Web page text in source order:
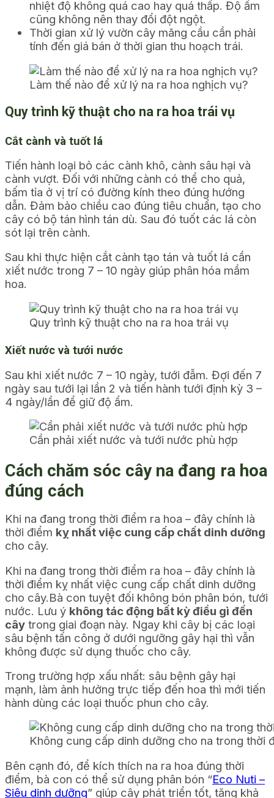
nhiệt độ không quá cao hay quá thấp. Độ ẩm
cũng không nên thay đổi đột ngột.
Thời gian xử lý vườn cây mãng cầu cần phải
tính đến giá bán ở thời gian thu hoạch trái.
Làm thế nào để xử lý na ra hoa nghịch vụ?
Quy trình kỹ thuật cho na ra hoa trái vụ
Cắt cành và tuốt lá
Tiến hành loại bỏ các cành khô, cành sâu hại và
cành vượt. Đối với những cành có thể cho quả,
bấm tỉa ở vị trí có đường kính theo đúng hướng
dẫn. Đảm bảo chiều cao đúng tiêu chuẩn, tạo cho
cây có bộ tán hình tán dù. Sau đó tuốt các lá còn
sót lại trên cành.
Sau khi thực hiện cắt cành tạo tán và tuốt lá cần
xiết nước trong 7 – 10 ngày giúp phân hóa mầm
hoa.
Quy trình kỹ thuật cho na ra hoa trái vụ
Xiết nước và tưới nước
Sau khi xiết nước 7 – 10 ngày, tưới đẫm. Đợi đến 7
ngày sau tưới lại lần 2 và tiến hành tưới định kỳ 3 –
4 ngày/lần để giữ độ ẩm.
Cần phải xiết nước và tưới nước phù hợp
Cách chăm sóc cây na đang ra hoa
đúng cách
Khi na đang trong thời điểm ra hoa – đây chính là
thời điểm kỵ nhất việc cung cấp chất dinh dưỡng
cho cây.
Khi na đang trong thời điểm ra hoa – đây chính là
thời điểm kỵ nhất việc cung cấp chất dinh dưỡng
cho cây.Bà con tuyệt đối không bón phân bón, tưới
nước. Lưu ý không tác động bất kỳ điều gì đến
cây trong giai đoạn này. Ngay khi cây bị các loại
sâu bệnh tấn công ở dưới ngưỡng gây hại thì vẫn
không được sử dụng thuốc cho cây.
Trong trường hợp xấu nhất: sâu bệnh gây hại
mạnh, làm ảnh hưởng trực tiếp đến hoa thì mới tiến
hành dùng các loại thuốc phun cho cây.
Không cung cấp dinh dưỡng cho na trong thời
Bên cạnh đó, để kích thích na ra hoa đúng thời
điểm, bà con có thể sử dụng phân bón “Eco Nuti –
Siêu dinh dưỡng” giúp cây phát triển tốt, tăng khả